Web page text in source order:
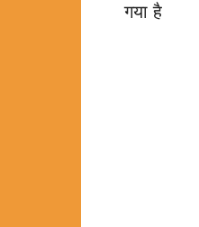
गया है